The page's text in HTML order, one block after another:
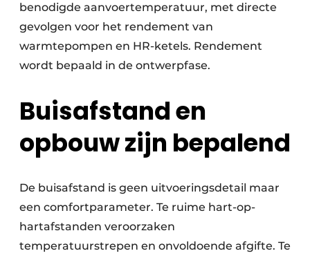
benodigde aanvoertemperatuur, met directe
gevolgen voor het rendement van
warmtepompen en HR-ketels. Rendement
wordt bepaald in de ontwerpfase.
Buisafstand en
opbouw zijn bepalend
De buisafstand is geen uitvoeringsdetail maar
een comfortparameter. Te ruime hart-op-
hartafstanden veroorzaken
temperatuurstrepen en onvoldoende afgifte. Te